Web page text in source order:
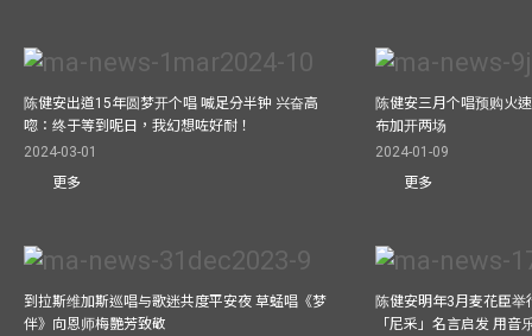
陈健安出道15年圆梦开个唱 喊足分半钟 兴奋高
唿：终于等到呢日，我幻想咗好耐！
2024-03-01
更多
陈健安三月个唱预购火
布加开两场
2024-01-09
更多
到拉斯维加斯巡唱与歌迷共度平安夜 草蜢唱《梦
伴》向恩师梅艷芳致敬
陈健安明年3月麦花臣举
「尼采」名言启发 用音